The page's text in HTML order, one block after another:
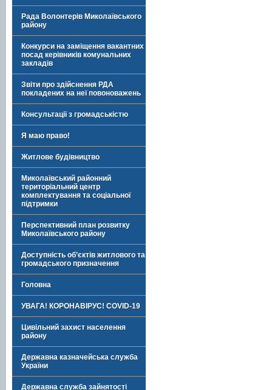
Рада Волонтерів Миколаївського
району
Конкурси на заміщення вакантних
посад керівників комунальних
закладів
Звіти про здійснення РДА
покладених на неї повоноважень
Консультації з громадськістю
Я маю право!
Житлове будівництво
Миколаївський районний
територіальний центр
комплектування та соціальної
підтримки
Перспективний план розвитку
Миколаївського району
Доступність об’єктів житлового та
громадського призначення
Головна
УВАГА! КОРОНАВІРУС! COVID-19
Цивільний захист населення
району
Державна казначейська служба
України
Державна служба зайнятості